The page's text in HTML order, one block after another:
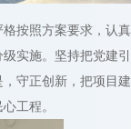
按照方案要求，认真
实施。坚持把党建引
守正创新，把项目建
工程。